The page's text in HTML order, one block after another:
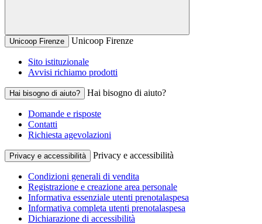
Unicoop Firenze Unicoop Firenze
Sito istituzionale
Avvisi richiamo prodotti
Hai bisogno di aiuto? Hai bisogno di aiuto?
Domande e risposte
Contatti
Richiesta agevolazioni
Privacy e accessibilità Privacy e accessibilità
Condizioni generali di vendita
Registrazione e creazione area personale
Informativa essenziale utenti prenotalaspesa
Informativa completa utenti prenotalaspesa
Dichiarazione di accessibilità